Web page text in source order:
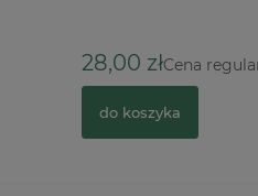
28,00 złCena
do koszyka